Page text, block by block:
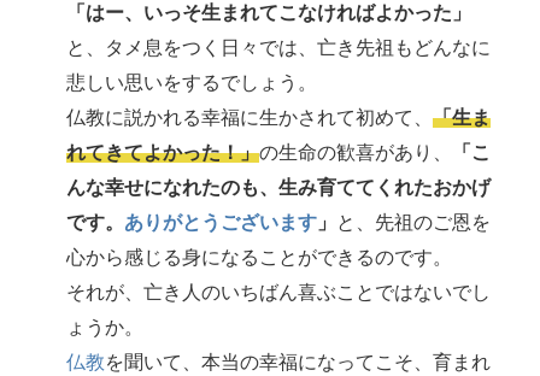
「はー、いっそ生まれてこなければよかった」
と、タメ息をつく日々では、亡き先祖もどんなに
悲しい思いをするでしょう。
仏教に説かれる幸福に生かされて初めて、 「生ま
れてきてよかった！」の生命の歓喜があり、
「こ
んな幸せになれたのも、生み育ててくれたおかげ
です。 ありがとうございます 」
と、先祖のご恩を
心から感じる身になることができるのです。
それが、亡き人のいちばん喜ぶことではないでし
ょうか。
仏教を聞いて、本当の幸福になってこそ、育まれ